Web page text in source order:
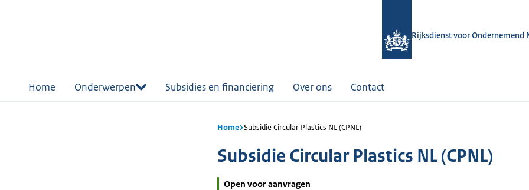
Rijksdienst voor Ondernemend
Home Onderwerpen Subsidies en financiering Over ons Contact
Home Subsidie Circular Plastics NL (CPNL)
Subsidie Circular Plastics NL (CPNL)
Open voor aanvragen